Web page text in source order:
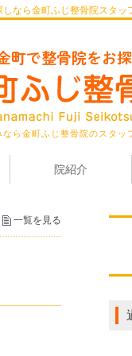
なら金町ふじ整骨院スタッ
ら金町ふじ整骨院のスタッ
院紹介
一覧を見る